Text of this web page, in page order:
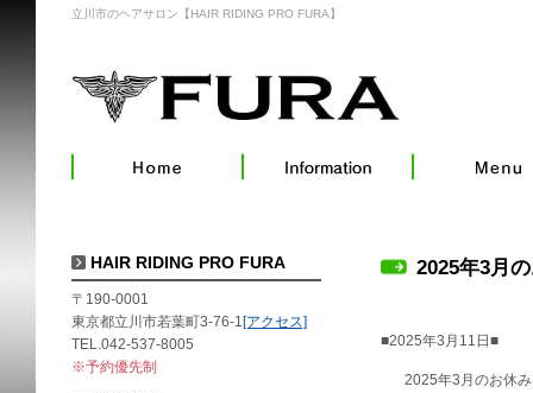
立川市のヘアサロン【HAIR RIDING PRO FURA】
2025年3月
■2025年3月11日■
2025年3月のお休
HAIR RIDING PRO FURA
〒190-0001
東京都立川市若葉町3-76-1 [アクセス]
TEL.042-537-8005
※予約優先制